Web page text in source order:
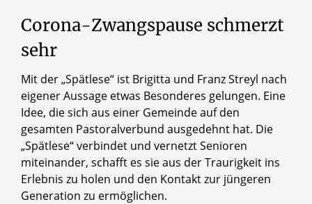
Corona-Zwangspause schmerzt
sehr
Mit der „Spätlese“ ist Brigitta und Franz Streyl nach
eigener Aussage etwas Besonderes gelungen. Eine
Idee, die sich aus einer Gemeinde auf den
gesamten Pastoralverbund ausgedehnt hat. Die
„Spätlese“ verbindet und vernetzt Senioren
miteinander, schafft es sie aus der Traurigkeit ins
Erlebnis zu holen und den Kontakt zur jüngeren
Generation zu ermöglichen.